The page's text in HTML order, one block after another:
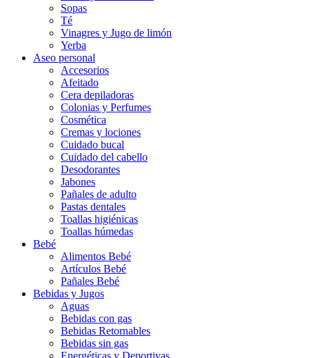
Sopas
Té
Vinagres y Jugo de limón
Yerba
Aseo personal
Accesorios
Afeitado
Cera depiladoras
Colonias y Perfumes
Cosmética
Cremas y lociones
Cuidado bucal
Cuidado del cabello
Desodorantes
Jabones
Pañales de adulto
Pastas dentales
Toallas higiénicas
Toallas húmedas
Bebé
Alimentos Bebé
Artículos Bebé
Pañales Bebé
Bebidas y Jugos
Aguas
Bebidas con gas
Bebidas Retornables
Bebidas sin gas
Energéticas y Deportivas